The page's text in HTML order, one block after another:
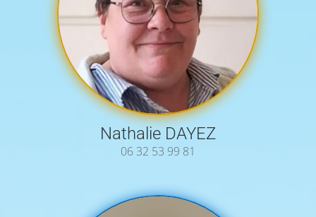
Nathalie DAYEZ
06 32 53 99 81